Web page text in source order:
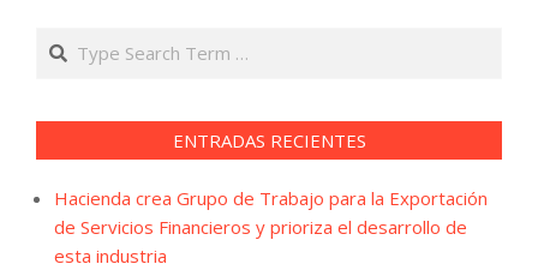
Search
ENTRADAS RECIENTES
Hacienda crea Grupo de Trabajo para la Exportación
de Servicios Financieros y prioriza el desarrollo de
esta industria